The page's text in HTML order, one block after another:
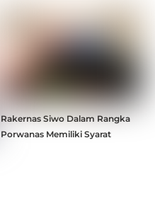
Rakernas Siwo Dalam Rangka
Porwanas Memiliki Syarat